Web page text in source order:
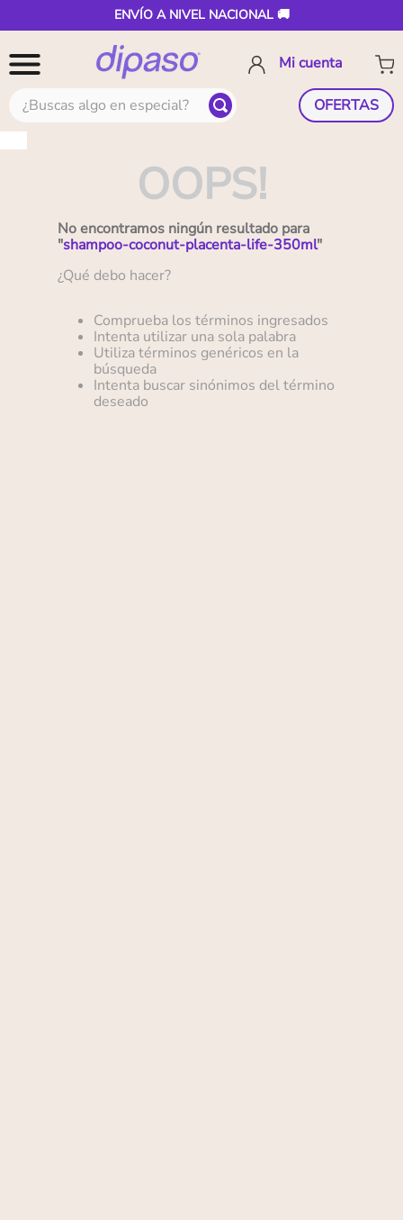
ENVÍO A NIVEL NACIONAL 🚚
¿Buscas algo en especial? OFERTAS
OOPS!
No encontramos ningún resultado para
"shampoo-coconut-placenta-life-350ml"
¿Qué debo hacer?
Comprueba los términos ingresados
Intenta utilizar una sola palabra
Utiliza términos genéricos en la
búsqueda
Intenta buscar sinónimos del término
deseado